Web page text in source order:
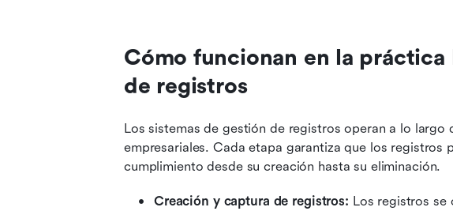
Cómo funcionan en la práctica
de registros
Los sistemas de gestión de registros operan a lo
empresariales. Cada etapa garantiza que los registros
cumplimiento desde su creación hasta su eliminación.
Creación y captura de registros: Los registros se